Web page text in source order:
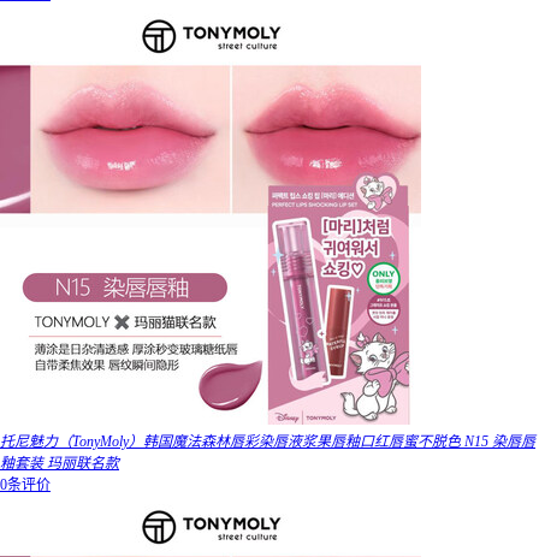
托尼魅力（TonyMoly）韩国魔法森林唇彩染唇液浆果唇釉口红唇蜜不脱色 N15 染唇唇
釉套装 玛丽联名款
0条评价